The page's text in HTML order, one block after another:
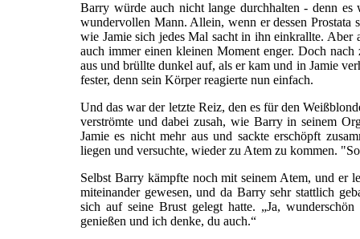
Barry würde auch nicht lange durchhalten - denn
wundervollen Mann. Allein, wenn er dessen
wie Jamie sich jedes Mal sacht in ihn einkrallte. Aber
auch immer einen kleinen Moment enger. Doch
aus und brüllte dunkel auf, als er kam und in Jamie
fester, denn sein Körper reagierte nun einfach.
Und das war der letzte Reiz, den es für den
verströmte und dabei zusah, wie Barry in seinem
Jamie es nicht mehr aus und sackte erschöpft
liegen und versuchte, wieder zu Atem zu kommen.
Selbst Barry kämpfte noch mit seinem Atem, und er
miteinander gewesen, und da Barry sehr stattlich
sich auf seine Brust gelegt hatte. „Ja,
genießen und ich denke, du auch.“